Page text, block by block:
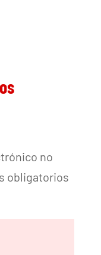
no
obligatorios